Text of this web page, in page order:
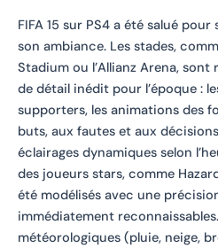
FIFA 15 sur PS4 a été salué
son ambiance. Les stades,
Stadium ou l’Allianz Arena,
de détail inédit pour l’époque :
supporters, les animations des
buts, aux fautes et aux
éclairages dynamiques selon
des joueurs stars, comme
été modélisés avec une
immédiatement
météorologiques (pluie, neige,